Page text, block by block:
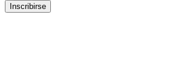
Inscribirse